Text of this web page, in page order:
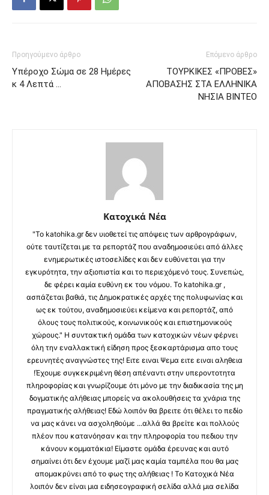
Προηγούμενο άρθρο
Υπέροχο Σώμα σε 28 Ημέρες
κ 4 Λεπτά …
Επόμενο άρθρο
ΤΟΥΡΚΙΚΕΣ «ΠΡΟΒΕΣ»
ΑΠΟΒΑΣΗΣ ΣΤΑ ΕΛΛΗΝΙΚΑ
ΝΗΣΙΑ ΒΙΝΤΕΟ
Κατοχικά Νέα
"Το katohika.gr δεν υιοθετεί τις απόψεις των αρθρογράφων,
ούτε ταυτίζεται με τα ρεπορτάζ που αναδημοσιεύει από άλλες
ενημερωτικές ιστοσελίδες και δεν ευθύνεται για την
εγκυρότητα, την αξιοπιστία και το περιεχόμενό τους. Συνεπώς,
δε φέρει καμία ευθύνη εκ του νόμου. Το katohika.gr ,
ασπάζεται βαθιά, τις Δημοκρατικές αρχές της πολυφωνίας και
ως εκ τούτου, αναδημοσιεύει κείμενα και ρεπορτάζ, από
όλους τους πολιτικούς, κοινωνικούς και επιστημονικούς
χώρους." Η συντακτική ομάδα των κατοχικών νέων φέρνει
όλη την εναλλακτική είδηση προς ξεσκαρτάρισμα απο τους
ερευνητές αναγνώστες της! Ειτε ειναι Ψεμα ειτε ειναι αληθεια
!Έχουμε συγκεκριμένη θέση απέναντι στην υπεροντοτητα
πληροφορίας και γνωρίζουμε ότι μόνο με την διαδικασία της μη
δογματικής αλήθειας μπορείς να ακολουθήσεις τα χνάρια της
πραγματικής αλήθειας! Εδώ λοιπόν θα βρειτε ότι θέλει το πεδίο
να μας κάνει να ασχοληθούμε ...αλλά θα βρείτε και πολλούς
πλέον που κατανόησαν και την πληροφορία του πεδιου την
κάνουν κομματάκια! Είμαστε ομάδα έρευνας και αυτό
σημαίνει ότι δεν έχουμε μαζί μας καμία ταμπέλα που θα μας
απομακρύνει από το φως της αλήθειας ! Το Κατοχικά Νέα
λοιπόν δεν είναι μια ειδησεογραφική σελίδα αλλά μια σελίδα